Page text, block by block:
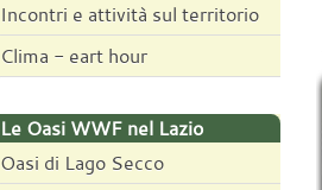
Incontri e attività sul territorio
Clima - eart hour
Le Oasi WWF nel Lazio
Oasi di Lago Secco